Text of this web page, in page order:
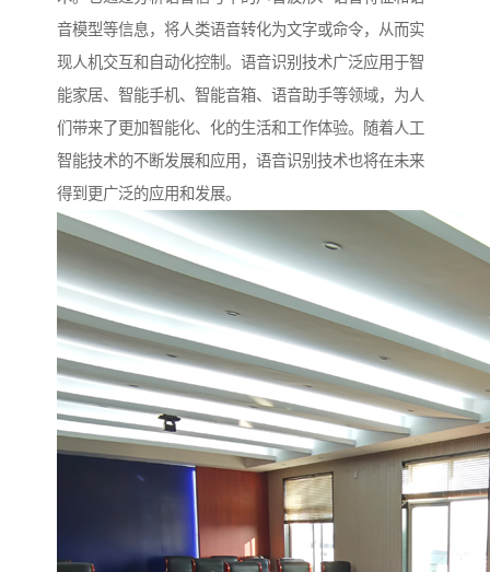
音模型等信息，将人类语音转化为文字或命令，从而实
现人机交互和自动化控制。语音识别技术广泛应用于智
能家居、智能手机、智能音箱、语音助手等领域，为人
们带来了更加智能化、化的生活和工作体验。随着人工
智能技术的不断发展和应用，语音识别技术也将在未来
得到更广泛的应用和发展。